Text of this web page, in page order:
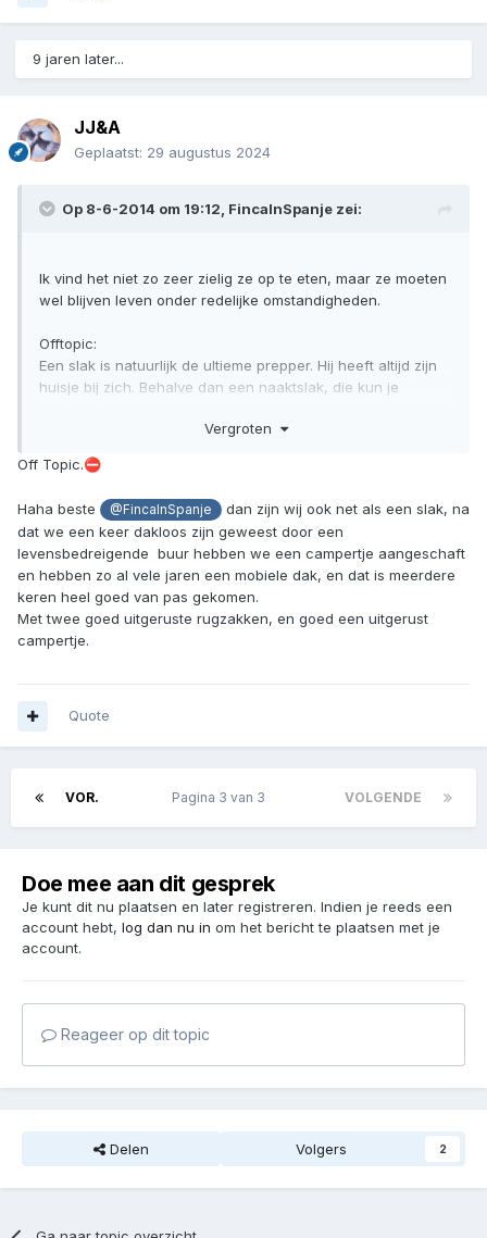
9 jaren later...
JJ&A
Geplaatst: 29 augustus 2024
Op 8-6-2014 om 19:12, FincaInSpanje zei:
Ik vind het niet zo zeer zielig ze op te eten, maar ze moeten
wel blijven leven onder redelijke omstandigheden.
Offtopic:
Een slak is natuurlijk de ultieme prepper. Hij heeft altijd zijn
huisje bij zich. Behalve dan een naaktslak, die kun je
Vergroten
Off Topic.⛔
Haha beste @FincaInSpanje
dan zijn wij ook net als een slak, na
dat we een keer dakloos zijn geweest door een
levensbedreigende buur hebben we een campertje aangeschaft
en hebben zo al vele jaren een mobiele dak, en dat is meerdere
keren heel goed van pas gekomen.
Met twee goed uitgeruste rugzakken, en goed een uitgerust
campertje.
Quote
VOR. VOLGENDE
Pagina 3 van 3
Doe mee aan dit gesprek
Je kunt dit nu plaatsen en later registreren. Indien je reeds een
account hebt, log dan nu in om het bericht te plaatsen met je
account.
Reageer op dit topic
Delen Volgers 2